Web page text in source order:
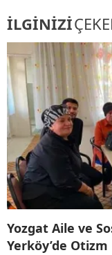
İLGİNİZİ
Yozgat Aile ve
Yerköy’de